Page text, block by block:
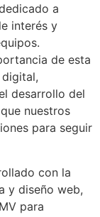
a
interés y
de esta
digital,
desarrollo del
nuestros
para seguir
con la
y diseño web,
para